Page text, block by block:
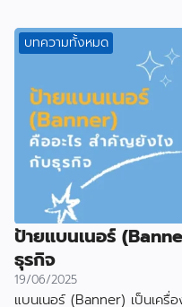
บทความทั้งหมด
ป้ายแบนเนอร์
ธุรกิจ
19/06/2025
แบนเนอร์ (Banner) เป็นเครื่